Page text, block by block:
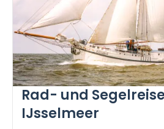
Rad- und
IJsselmeer